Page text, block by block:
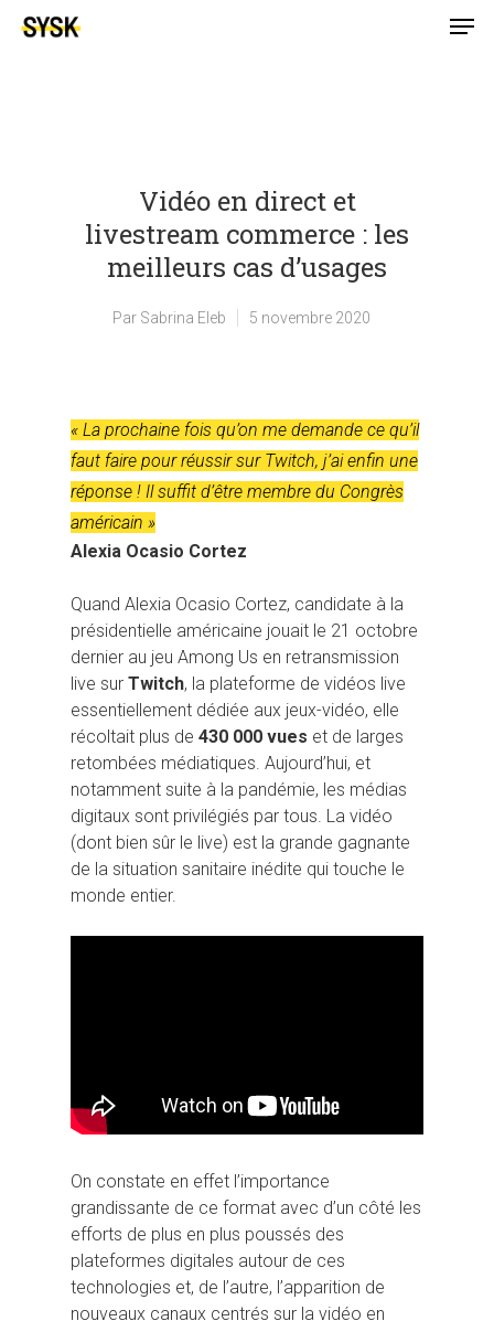
Vidéo en direct et
livestream commerce : les
meilleurs cas d’usages
Par Sabrina Eleb 5 novembre 2020
« La prochaine fois qu’on me demande ce qu’il
faut faire pour réussir sur Twitch, j’ai enfin une
réponse ! Il suffit d’être membre du Congrès
américain »
Alexia Ocasio Cortez
Quand Alexia Ocasio Cortez, candidate à la
présidentielle américaine jouait le 21 octobre
dernier au jeu Among Us en retransmission
live sur Twitch, la plateforme de vidéos live
essentiellement dédiée aux jeux-vidéo, elle
récoltait plus de 430 000 vues et de larges
retombées médiatiques. Aujourd’hui, et
notamment suite à la pandémie, les médias
digitaux sont privilégiés par tous. La vidéo
(dont bien sûr le live) est la grande gagnante
de la situation sanitaire inédite qui touche le
monde entier.
On constate en effet l’importance
grandissante de ce format avec d’un côté les
efforts de plus en plus poussés des
plateformes digitales autour de ces
technologies et, de l’autre, l’apparition de
nouveaux canaux centrés sur la vidéo en